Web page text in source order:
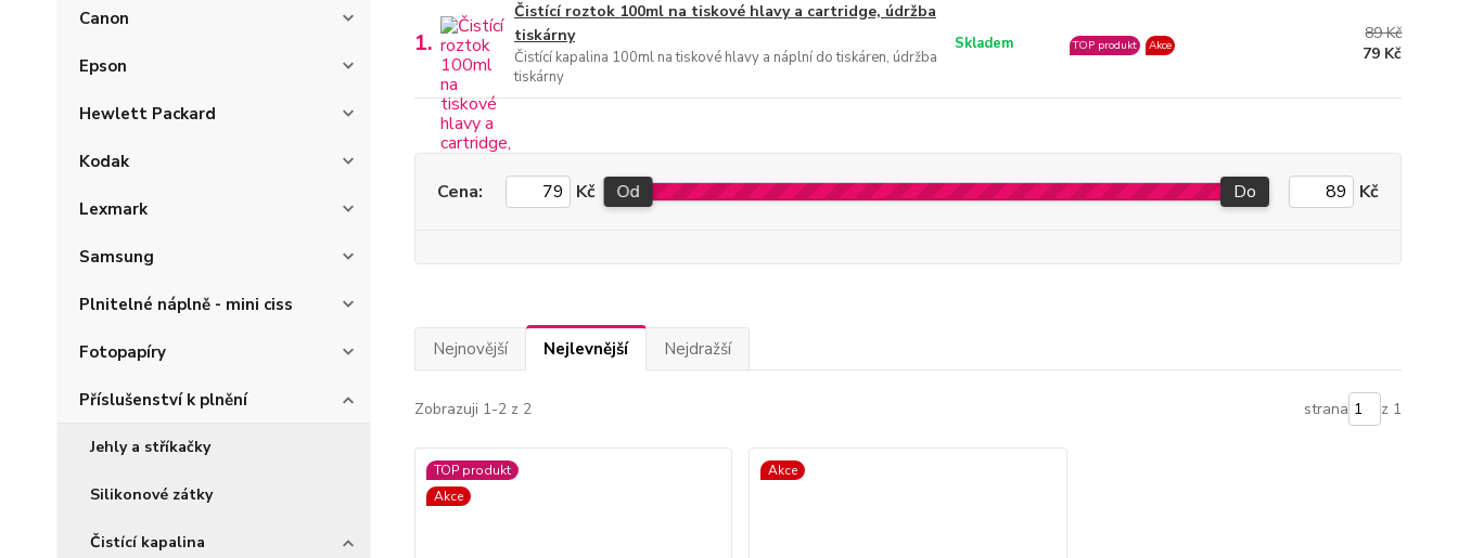
Canon
Epson
Hewlett Packard
Kodak
Lexmark
Samsung
Plnitelné náplně - mini ciss
Fotopapíry
Příslušenství k plnění
Jehly a stříkačky
Silikonové zátky
Čistící kapalina
1.
Čistící roztok 100ml na tiskové hlavy a cartridge, údržba
tiskárny
Čistící kapalina 100ml na tiskové hlavy a náplní do tiskáren, údržba
tiskárny
Skladem TOP produkt Akce
89 Kč
79 Kč
Cena: Kč Od Do Kč
Nejnovější Nejlevnější Nejdražší
Zobrazuji 1-2 z 2 strana z 1
TOP produkt
Akce
Akce